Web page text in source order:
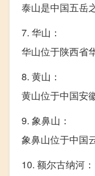
泰山是中国五岳
7. 华山：
华山位于陕西省
8. 黄山：
黄山位于中国安
9. 象鼻山：
象鼻山位于中国
10. 额尔古纳河：